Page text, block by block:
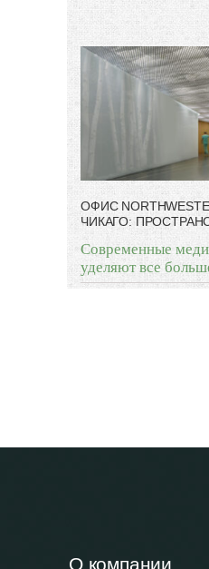
ОФИС
ЧИКАГО:
Современные
уделяют все
О компании